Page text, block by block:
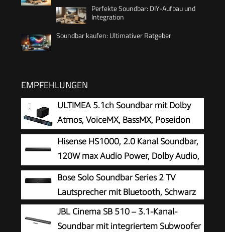
Perfekte Soundbar: DIY-Aufbau und
Integration
Soundbar kaufen: Ultimativer Ratgeber
EMPFEHLUNGEN
ULTIMEA 5.1ch Soundbar mit Dolby
Atmos, VoiceMX, BassMX, Poseidon
M60 Boom
Hisense HS1000, 2.0 Kanal Soundbar,
120W max Audio Power, Dolby Audio,
DTS Virtual:X, Voice Enhanced, TV
Mode, EzPlay
Bose Solo Soundbar Series 2 TV
Lautsprecher mit Bluetooth, Schwarz
JBL Cinema SB 510 – 3.1-Kanal-
Soundbar mit integriertem Subwoofer